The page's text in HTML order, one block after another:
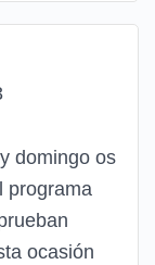
domingo os
programa
ocasión